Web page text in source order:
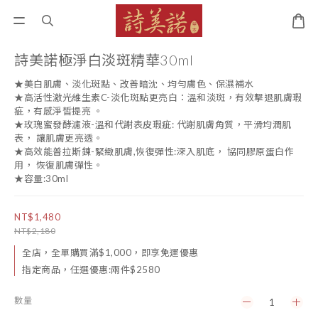
詩美諾極淨白淡斑精華30ml
★美白肌膚、淡化斑點、改善暗沈、均勻膚色、保濕補水
★高活性激光維生素C-淡化斑點更亮白：溫和淡斑，有效擊退肌膚瑕
疵，有感淨皙提亮 。
★玫瑰蜜發酵濾液-溫和代謝表皮瑕疵: 代謝肌膚角質，平滑均潤肌
表， 讓肌膚更亮透。
★高效能普拉斯鍊-緊緻肌膚,恢復彈性:深入肌底， 協同膠原蛋白作
用， 恢復肌膚彈性。
★容量:30ml
NT$1,480
NT$2,180
全店，全單購買滿$1,000，即享免運優惠
指定商品，任選優惠:兩件$2580
數量